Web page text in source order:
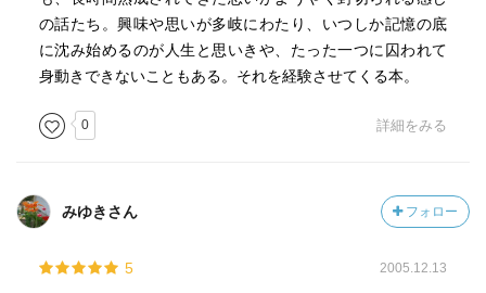
の話たち。興味や思いが多岐にわたり、いつしか記憶の底
に沈み始めるのが人生と思いきや、たった一つに囚われて
身動きできないこともある。それを経験させてくる本。
0 詳細をみる
みゆきさん フォロー
5 2005.12.13